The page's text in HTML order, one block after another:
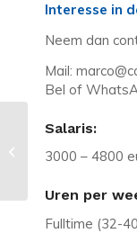
Interesse in
Neem dan
Mail:
Bel of
Salaris:
3000 – 4800
Uren per
Fulltime (32-
Vacature in Maarn:
Beheerder in de